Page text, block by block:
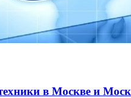
в Москве и